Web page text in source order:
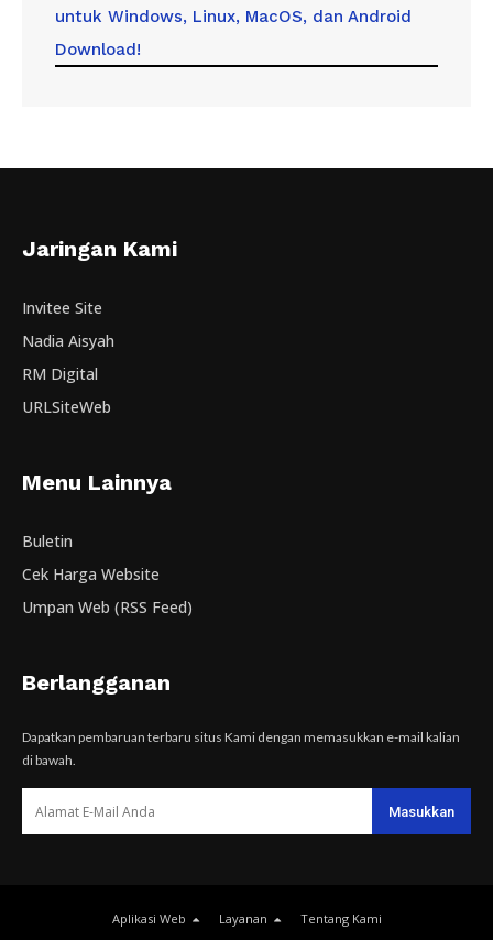
untuk Windows, Linux, MacOS, dan Android
Download!
Jaringan Kami
Invitee Site
Nadia Aisyah
RM Digital
URLSiteWeb
Menu Lainnya
Buletin
Cek Harga Website
Umpan Web (RSS Feed)
Berlangganan
Dapatkan pembaruan terbaru situs Kami dengan memasukkan e-mail kalian
di bawah.
Aplikasi Web Layanan Tentang Kami